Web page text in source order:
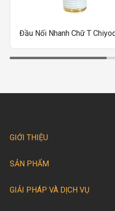
GIỚI THIỆU
SẢN PHẨM
GIẢI PHÁP VÀ DỊCH VỤ